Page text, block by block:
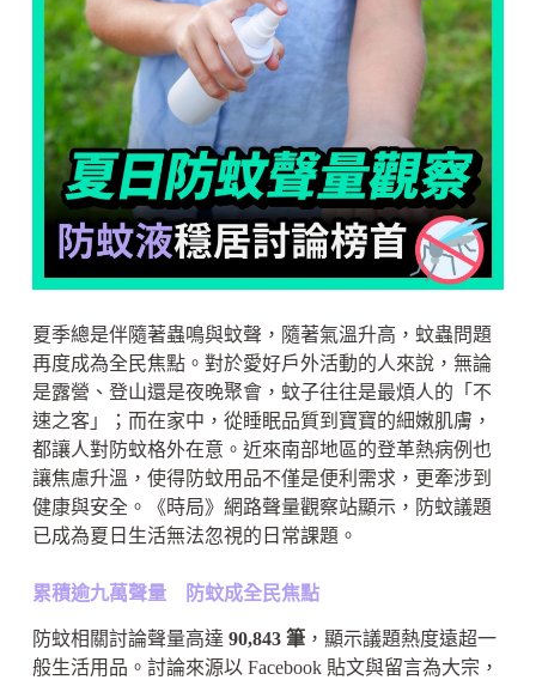
夏季總是伴隨著蟲鳴與蚊聲，隨著氣溫升高，蚊蟲問題
再度成為全民焦點。對於愛好戶外活動的人來說，無論
是露營、登山還是夜晚聚會，蚊子往往是最煩人的「不
速之客」；而在家中，從睡眠品質到寶寶的細嫩肌膚，
都讓人對防蚊格外在意。近來南部地區的登革熱病例也
讓焦慮升溫，使得防蚊用品不僅是便利需求，更牽涉到
健康與安全。《時局》網路聲量觀察站顯示，防蚊議題
已成為夏日生活無法忽視的日常課題。
累積逾九萬聲量 防蚊成全民焦點
防蚊相關討論聲量高達 90,843 筆，顯示議題熱度遠超一
般生活用品。討論來源以 Facebook 貼文與留言為大宗，